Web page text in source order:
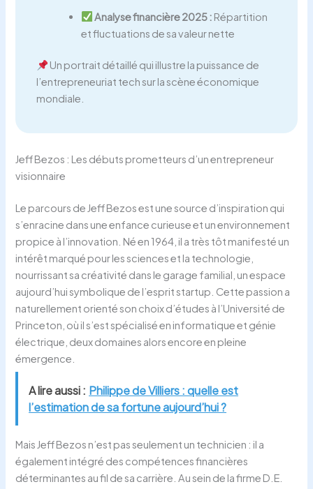
Analyse financière 2025 : Répartition
et fluctuations de sa valeur nette
Un portrait détaillé qui illustre la puissance de
l’entrepreneuriat tech sur la scène économique
mondiale.
Jeff Bezos : Les débuts prometteurs d’un entrepreneur
visionnaire
Le parcours de Jeff Bezos est une source d’inspiration qui
s’enracine dans une enfance curieuse et un environnement
propice à l’innovation. Né en 1964, il a très tôt manifesté un
intérêt marqué pour les sciences et la technologie,
nourrissant sa créativité dans le garage familial, un espace
aujourd’hui symbolique de l’esprit startup. Cette passion a
naturellement orienté son choix d’études à l’Université de
Princeton, où il s’est spécialisé en informatique et génie
électrique, deux domaines alors encore en pleine
émergence.
A lire aussi : Philippe de Villiers : quelle est
l’estimation de sa fortune aujourd’hui ?
Mais Jeff Bezos n’est pas seulement un technicien : il a
également intégré des compétences financières
déterminantes au fil de sa carrière. Au sein de la firme D.E.